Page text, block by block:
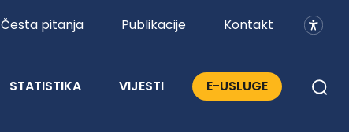
Česta pitanja Publikacije Kontakt
STATISTIKA VIJESTI E-USLUGE